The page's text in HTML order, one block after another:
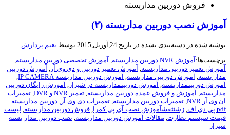
فروش دوربین مداربسته
آموزش نصب دوربین مداربسته (۲)
نوشته شده در دسته‌بندی نشده در تاریخ 24,آوریل,2015 توسط
نعیم پردازش
برچسب‌ها: آموزش NVR دوربین مداربسته آموزش تخصصی دوربین مداربسته
آموزش تعمیر دوربین مداربسته آموزش تعمیر دوربین و دی وی آر
آموزش دوربین
مدار بسته آموزش دوربین مداربسته آموزش دوربین مداربسته IP CAMERA
آموزش دوربینمداربسته آموزش دوربینمداربسته در شیراز
آموزش رایگان دوربین
مداربسته آموزش و فروش عمده دوربین مداربسته تعمیر NVR و DVR
تعمیرات
ان وی آر NVR
تعمیرات دوربین مداربسته تعمیرات دی وی آر
دوربین مداربسته
pdf پی دی اف
زشئثقشآموزش نصب آی پی کمرا فروش دوربین مداربسته لیست
قیمت سیستم نظارت مقالات آموزش دوربین مداربسته نصب دوربین مدار بسته
شیراز